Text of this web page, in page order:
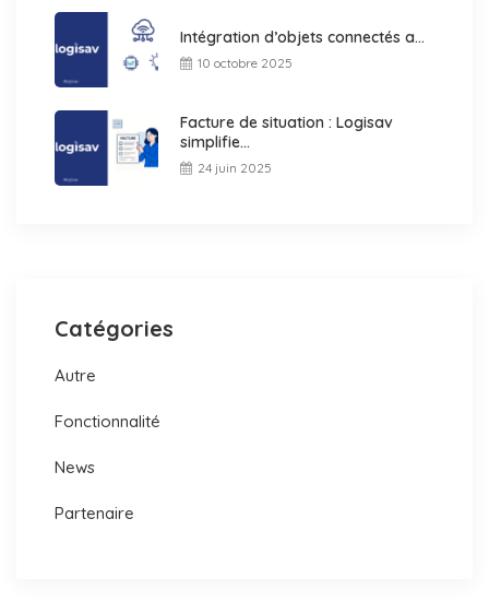
Intégration d’objets connectés a...
10 octobre 2025
Facture de situation : Logisav
simplifie...
24 juin 2025
Catégories
Autre
Fonctionnalité
News
Partenaire